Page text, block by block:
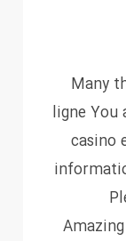
Many
ligne You
casino